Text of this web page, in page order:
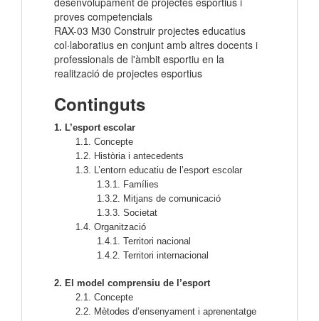
proves competencials
RAX-03 M30 Construir projectes educatius
col·laboratius en conjunt amb altres docents i
professionals de l'àmbit esportiu en la
realització de projectes esportius
Continguts
1. L’esport escolar
1.1. Concepte
1.2. Història i antecedents
1.3. L’entorn educatiu de l’esport escolar
1.3.1. Famílies
1.3.2. Mitjans de comunicació
1.3.3. Societat
1.4. Organització
1.4.1. Territori nacional
1.4.2. Territori internacional
2. El model comprensiu de l’esport
2.1. Concepte
2.2. Mètodes d’ensenyament i aprenentatge